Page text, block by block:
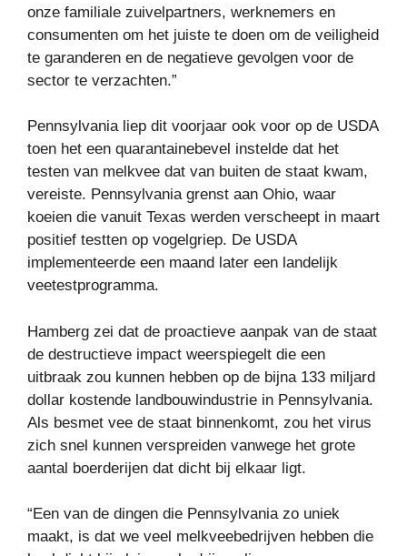
onze familiale zuivelpartners, werknemers en
consumenten om het juiste te doen om de veiligheid
te garanderen en de negatieve gevolgen voor de
sector te verzachten.”
Pennsylvania liep dit voorjaar ook voor op de USDA
toen het een quarantainebevel instelde dat het
testen van melkvee dat van buiten de staat kwam,
vereiste. Pennsylvania grenst aan Ohio, waar
koeien die vanuit Texas werden verscheept in maart
positief testten op vogelgriep. De USDA
implementeerde een maand later een landelijk
veetestprogramma.
Hamberg zei dat de proactieve aanpak van de staat
de destructieve impact weerspiegelt die een
uitbraak zou kunnen hebben op de bijna 133 miljard
dollar kostende landbouwindustrie in Pennsylvania.
Als besmet vee de staat binnenkomt, zou het virus
zich snel kunnen verspreiden vanwege het grote
aantal boerderijen dat dicht bij elkaar ligt.
“Een van de dingen die Pennsylvania zo uniek
maakt, is dat we veel melkveebedrijven hebben die